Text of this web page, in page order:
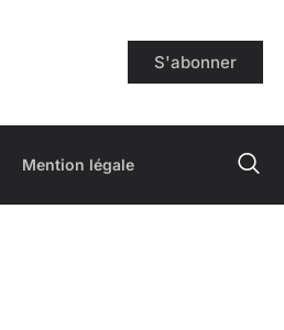
S'abonner
Mention légale